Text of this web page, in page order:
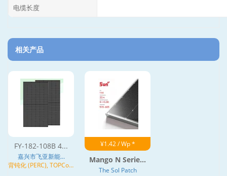
电缆长度
相关产品
FY-182-108B 4...
嘉兴市飞亚新能...
背钝化 (PERC), TOPCon,
¥1.42 / Wp *
Mango N Serie...
The Sol Patch